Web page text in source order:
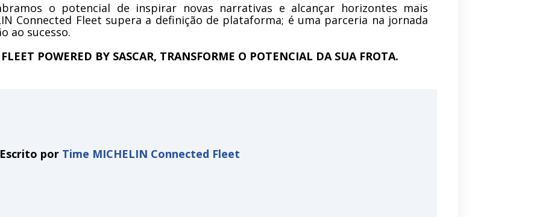
o potencial de inspirar novas narrativas e alcançar horizontes mais
Connected Fleet supera a definição de plataforma; é uma parceria na jornada
ao sucesso.
POWERED BY SASCAR, TRANSFORME O POTENCIAL DA SUA FROTA.
Escrito por Time MICHELIN Connected Fleet